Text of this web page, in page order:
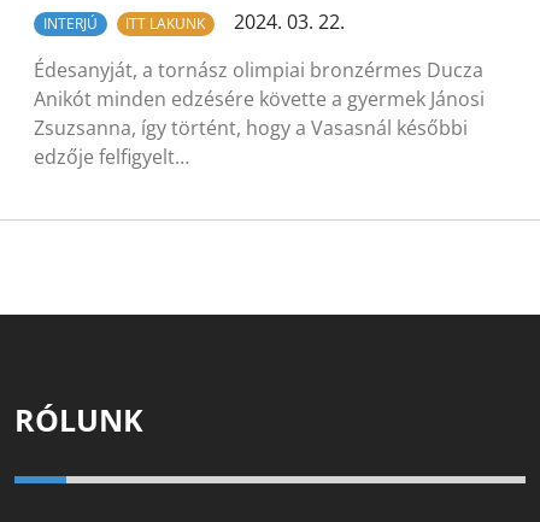
INTERJÚ ITT LAKUNK
2024. 03. 22.
Édesanyját, a tornász olimpiai bronzérmes Ducza
Anikót minden edzésére követte a gyermek Jánosi
Zsuzsanna, így történt, hogy a Vasasnál későbbi
edzője felfigyelt…
RÓLUNK